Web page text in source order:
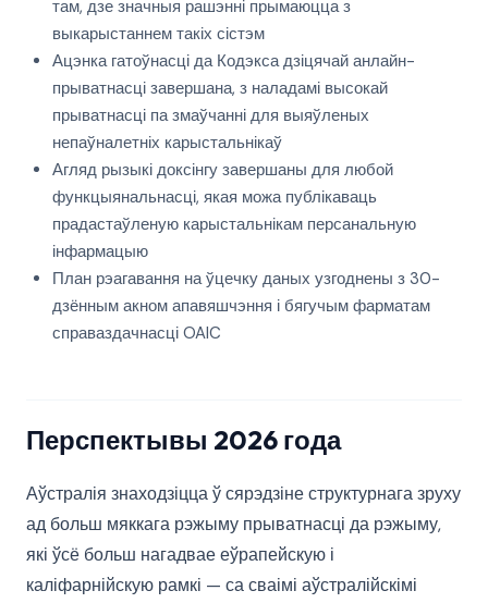
там, дзе значныя рашэнні прымаюцца з
выкарыстаннем такіх сістэм
Ацэнка гатоўнасці да Кодэкса дзіцячай анлайн-
прыватнасці завершана, з наладамі высокай
прыватнасці па змаўчанні для выяўленых
непаўналетніх карыстальнікаў
Агляд рызыкі доксінгу завершаны для любой
функцыянальнасці, якая можа публікаваць
прадастаўленую карыстальнікам персанальную
інфармацыю
План рэагавання на ўцечку даных узгоднены з 30-
дзённым акном апавяшчэння і бягучым фарматам
справаздачнасці OAIC
Перспектывы 2026 года
Аўстралія знаходзіцца ў сярэдзіне структурнага зруху
ад больш мяккага рэжыму прыватнасці да рэжыму,
які ўсё больш нагадвае еўрапейскую і
каліфарнійскую рамкі — са сваімі аўстралійскімі